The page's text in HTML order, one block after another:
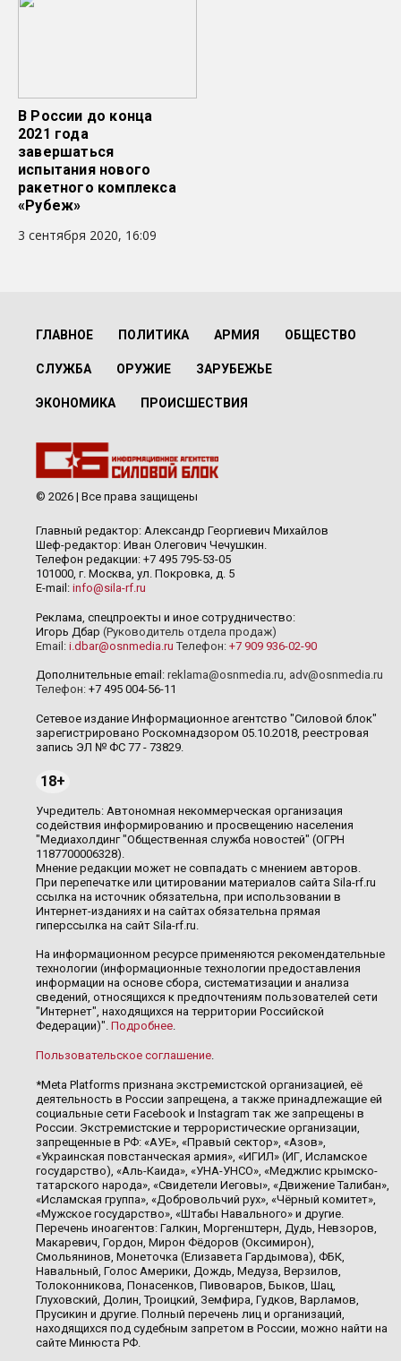
В России до конца
2021 года
завершаться
испытания нового
ракетного комплекса
«Рубеж»
3 сентября 2020, 16:09
ГЛАВНОЕ ПОЛИТИКА АРМИЯ ОБЩЕСТВО
СЛУЖБА ОРУЖИЕ ЗАРУБЕЖЬЕ
ЭКОНОМИКА ПРОИСШЕСТВИЯ
© 2026 | Все права защищены
Главный редактор: Александр Георгиевич Михайлов
Шеф-редактор: Иван Олегович Чечушкин.
Телефон редакции: +7 495 795-53-05
101000, г. Москва, ул. Покровка, д. 5
E-mail: info@sila-rf.ru
Реклама, спецпроекты и иное сотрудничество:
Игорь Дбар (Руководитель отдела продаж)
Email: i.dbar@osnmedia.ru Телефон: +7 909 936-02-90
Дополнительные email: reklama@osnmedia.ru, adv@osnmedia.ru
Телефон: +7 495 004-56-11
Сетевое издание Информационное агентство "Силовой блок"
зарегистрировано Роскомнадзором 05.10.2018, реестровая
запись ЭЛ № ФС 77 - 73829.
18+
Учредитель: Автономная некоммерческая организация
содействия информированию и просвещению населения
"Медиахолдинг "Общественная служба новостей" (ОГРН
1187700006328).
Мнение редакции может не совпадать с мнением авторов.
При перепечатке или цитировании материалов сайта Sila-rf.ru
ссылка на источник обязательна, при использовании в
Интернет-изданиях и на сайтах обязательна прямая
гиперссылка на сайт Sila-rf.ru.
На информационном ресурсе применяются рекомендательные
технологии (информационные технологии предоставления
информации на основе сбора, систематизации и анализа
сведений, относящихся к предпочтениям пользователей сети
"Интернет", находящихся на территории Российской
Федерации)". Подробнее.
Пользовательское соглашение.
*Meta Platforms признана экстремистской организацией, её
деятельность в России запрещена, а также принадлежащие ей
социальные сети Facebook и Instagram так же запрещены в
России. Экстремистские и террористические организации,
запрещенные в РФ: «АУЕ», «Правый сектор», «Азов»,
«Украинская повстанческая армия», «ИГИЛ» (ИГ, Исламское
государство), «Аль-Каида», «УНА-УНСО», «Меджлис крымско-
татарского народа», «Свидетели Иеговы», «Движение Талибан»,
«Исламская группа», «Добровольчий рух», «Чёрный комитет»,
«Мужское государство», «Штабы Навального» и другие.
Перечень иноагентов: Галкин, Моргенштерн, Дудь, Невзоров,
Макаревич, Гордон, Мирон Фёдоров (Оксимирон),
Смольянинов, Монеточка (Елизавета Гардымова), ФБК,
Навальный, Голос Америки, Дождь, Медуза, Верзилов,
Толоконникова, Понасенков, Пивоваров, Быков, Шац,
Глуховский, Долин, Троицкий, Земфира, Гудков, Варламов,
Прусикин и другие. Полный перечень лиц и организаций,
находящихся под судебным запретом в России, можно найти на
сайте Минюста РФ.